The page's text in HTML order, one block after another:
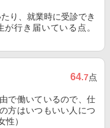
り、就業時に受診でき
行き届いている点。
64.7点
で働いているので、仕
方はいつもいい人につ
）